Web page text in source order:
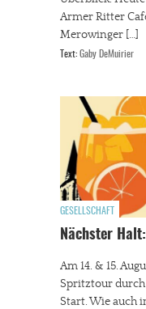
Armer Ritter
Merowinger […]
Text: Gaby DeMuirier
GESELLSCHAFT
Nächster
Am 14. & 15.
Spritztour durch
Start. Wie auch